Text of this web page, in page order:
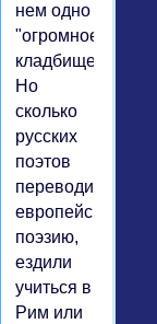
нем одно
"огромное
кладбище".
Но
сколько
русских
поэтов
переводили
европейскую
поэзию,
ездили
учиться в
Рим или